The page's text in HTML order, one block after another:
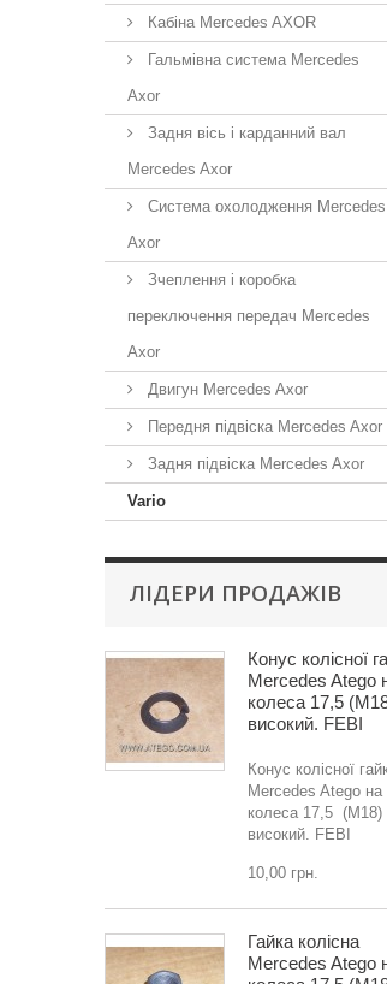
Кабіна Mercedes AXOR
Гальмівна система Mercedes
Axor
Задня вісь і карданний вал
Mercedes Axor
Система охолодження Mercedes
Axor
Зчеплення і коробка
переключення передач Mercedes
Axor
Двигун Mercedes Axor
Передня підвіска Mercedes Axor
Задня підвіска Mercedes Axor
Vario
ЛІДЕРИ ПРОДАЖІВ
Конус колісної
Mercedes Atego
колеса 17,5
високий. FEBI
Конус колісної
Mercedes Atego на
колеса 17,5 (M18)
високий. FEBI
10,00 грн.
Гайка колісна
Mercedes Atego